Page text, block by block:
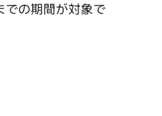
での期間が対象で